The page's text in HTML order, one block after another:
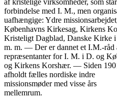
af kristelige virksomheder, som
forbindelse med I. M., men
uafhængige: Ydre
Københavns Kirkesag, Kirkens
Kristeligt Dagblad, Danske Kirke
m. m. — Der er dannet et I.M.-råd
repræsentanter for I. M. i D. og
og Kirkens Korshær. — Siden
afholdt fælles nordiske indre
missionsmøder med visse års
mellemrum.